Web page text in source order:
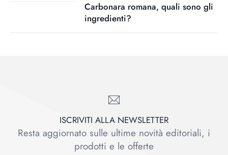
Carbonara romana, quali sono gli
ingredienti?
ISCRIVITI ALLA NEWSLETTER
Resta aggiornato sulle ultime novità editoriali, i
prodotti e le offerte